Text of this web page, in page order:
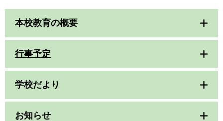
本校教育の概要
行事予定
学校だより
お知らせ